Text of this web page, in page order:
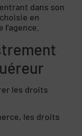
dans son
en
les droits
les droits